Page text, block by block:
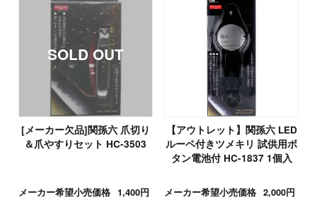
[メーカー欠品]関孫六 爪切り
＆爪やすりセット HC-3503
メーカー希望小売価格 1,400円
【アウトレット】関孫六 LED
ルーペ付きツメキリ 試供用ボ
タン電池付 HC-1837 1個入
メーカー希望小売価格 2,000円